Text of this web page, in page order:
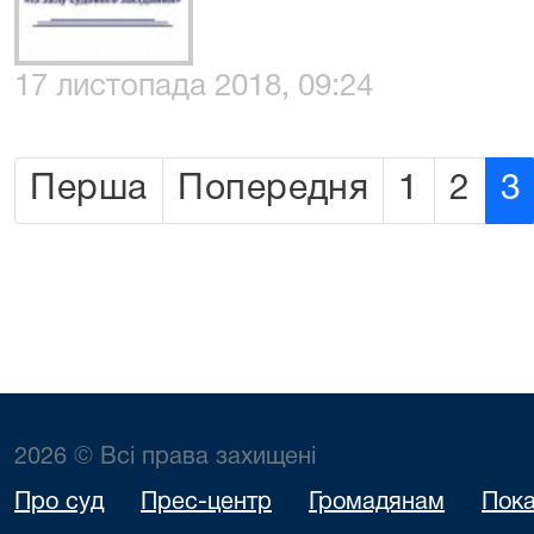
17 листопада 2018, 09:24
Перша Попередня 1 2 3
2026 © Всі права захищені
Про суд Прес-центр Громадянам